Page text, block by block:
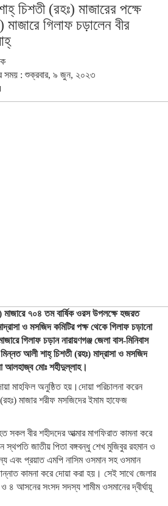
চিশতী (রহঃ) মাজারের পক্ষে
গিলাফ চড়ালেন বীর
সময় : শুক্রবার, ৯ জুন, ২০২৩
মাজারে ৭০৪ তম বার্ষিক ওরস উপলক্ষে হজরত
ও মসজিদ কমিটির পক্ষ থেকে গিলাফ চড়ানো
গিলাফ চড়ান নারায়ণগঞ্জ জেলা বাস-মিনিবাস
আলী শাহ্ চিশতী (রহঃ) মাদ্রাসা ও মসজিদ
আলহাজ্ব মোঃ শহীদুল্লাহ।
মাহফিল অনুষ্ঠিত হয়।দোয়া পরিচালনা করেন
মাজার শরীফ মসজিদের ইমাম হাফেজ
সকল বীর শহীদদের আত্মার মাগফিরাত কামনা করে
স্থপতি জাতীয় পিতা বঙ্গবন্ধু শেখ মুজিবুর রহমান ও
এবং প্রয়াত এমপি নাসিম ওসমান সহ ওসমান
কামনা করে দোয়া করা হয়। সেই সাথে জেলার
আসনের সংসদ সদস্য শামীম ওসমানের দ্বীর্ঘায়ূ